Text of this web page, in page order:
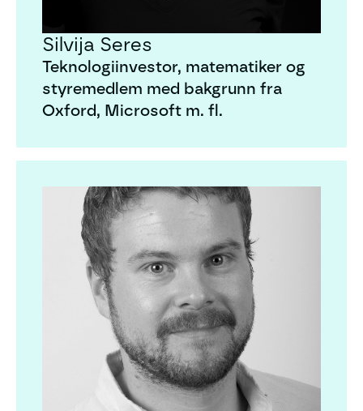
Silvija Seres
Teknologiinvestor, matematiker og
styremedlem med bakgrunn fra
Oxford, Microsoft m. fl.
Tore Wig